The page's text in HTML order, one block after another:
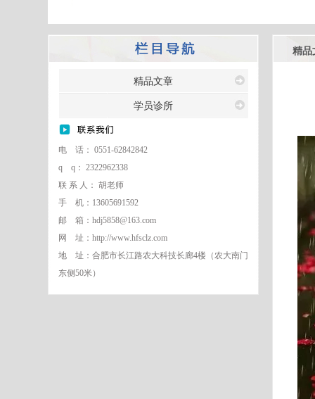
精品文章
学员诊所
电 话： 0551-62842842
q q： 2322962338
联 系 人： 胡老师
手 机：13605691592
邮 箱：hdj5858@163.com
网 址：http://www.hfsclz.com
地 址：合肥市长江路农大科技长廊4楼（农大南门
东侧50米）
精品